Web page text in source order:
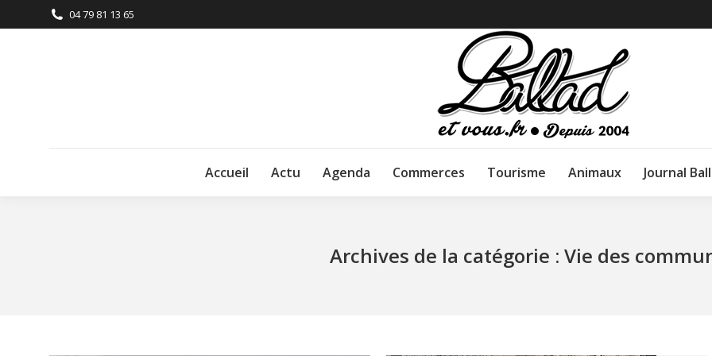
04 79 81 13 65
Accueil Actu Agenda Commerces Tourisme Animaux Journal
Archives de la catégorie : Vie des